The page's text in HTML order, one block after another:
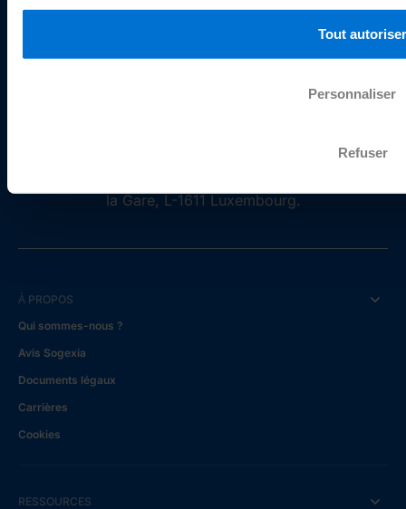
bas de chaque page du site internet. Pour plus
Tout autoriser
Personnaliser
Refuser
Sogexia S.A. est un établissement de paiement agréé
et par la Banque de France sous le code interbancaire
la Gare, L-1611 Luxembourg.
À PROPOS
Qui sommes-nous ?
Avis Sogexia
Documents légaux
Carrières
Cookies
RESSOURCES